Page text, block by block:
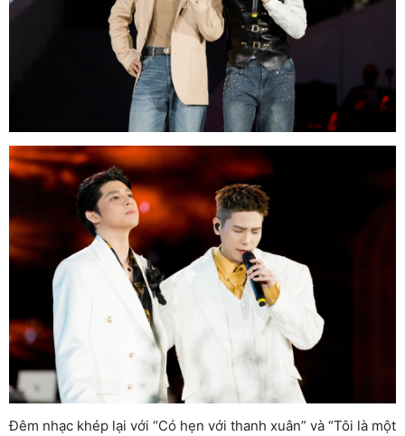
Đêm nhạc khép lại với “Có hẹn với thanh xuân” và “Tôi là một